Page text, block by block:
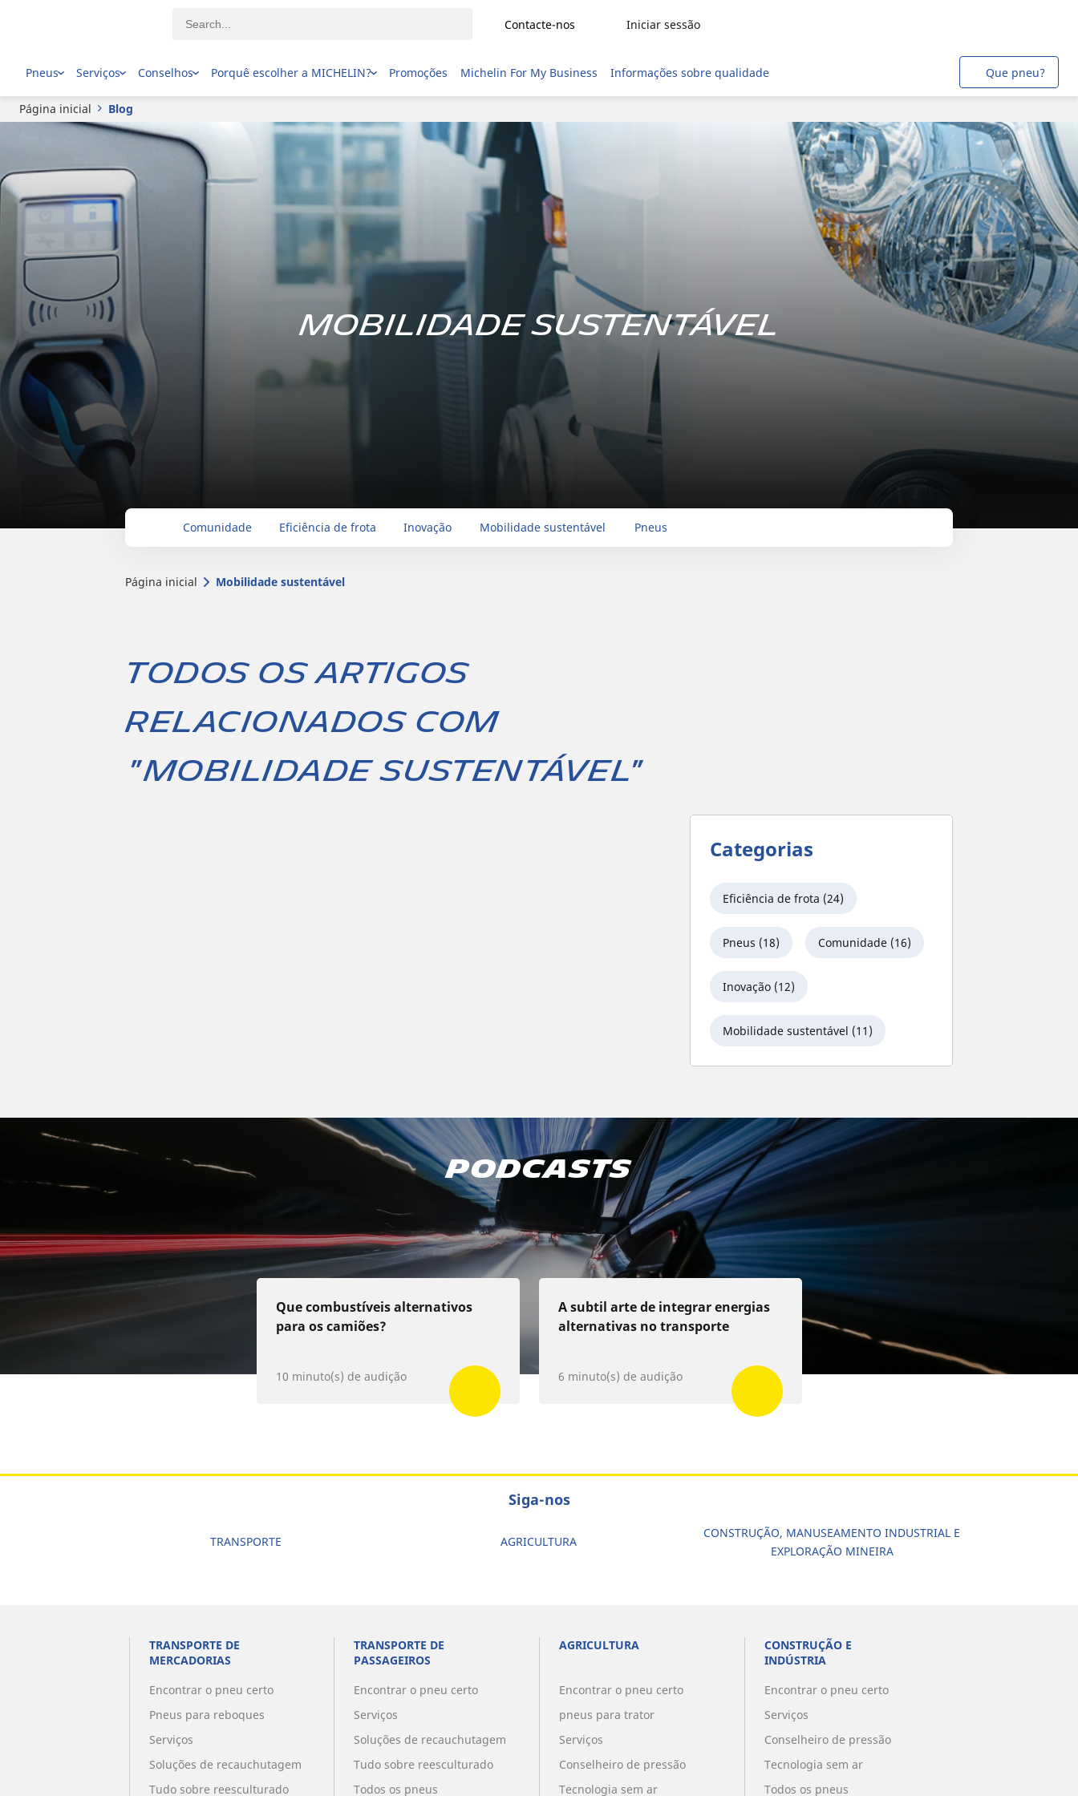
Contacte-nos Iniciar sessão
Pneus Serviços Conselhos Porquê escolher a MICHELIN? Promoções Michelin For My Business Informações sobre qualidade Que pneu?
Página inicial Blog
Mobilidade sustentável
Comunidade Eficiência de frota Inovação Mobilidade sustentável Pneus
Página inicial Mobilidade sustentável
Todos os artigos
relacionados com
"Mobilidade sustentável"
Categorias
Eficiência de frota (24)
Pneus (18) Comunidade (16)
Inovação (12)
Mobilidade sustentável (11)
Podcasts
Que combustíveis alternativos
para os camiões?
10 minuto(s) de audição
A subtil arte de integrar energias
alternativas no transporte
6 minuto(s) de audição
Descobrir os nossos podcasts
Apple Podcast Spotify Deezer
Siga-nos
TRANSPORTE AGRICULTURA
CONSTRUÇÃO, MANUSEAMENTO INDUSTRIAL E
EXPLORAÇÃO MINEIRA
TRANSPORTE DE
MERCADORIAS
Encontrar o pneu certo
Pneus para reboques
Serviços
Soluções de recauchutagem
Tudo sobre reesculturado
TRANSPORTE DE
PASSAGEIROS
Encontrar o pneu certo
Serviços
Soluções de recauchutagem
Tudo sobre reesculturado
Todos os pneus
AGRICULTURA
Encontrar o pneu certo
pneus para trator
Serviços
Conselheiro de pressão
Tecnologia sem ar
CONSTRUÇÃO E
INDÚSTRIA
Encontrar o pneu certo
Serviços
Conselheiro de pressão
Tecnologia sem ar
Todos os pneus